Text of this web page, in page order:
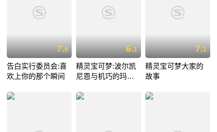
7.9
告白实行委员会:喜
欢上你的那个瞬间
6.1
精灵宝可梦:波尔凯
尼恩与机巧的玛机
7.1
精灵宝可梦大家的
故事